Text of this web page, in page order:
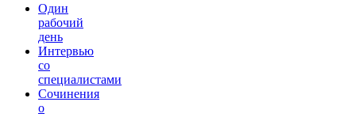
Один
рабочий
день
Интервью
со
специалистами
Сочинения
о